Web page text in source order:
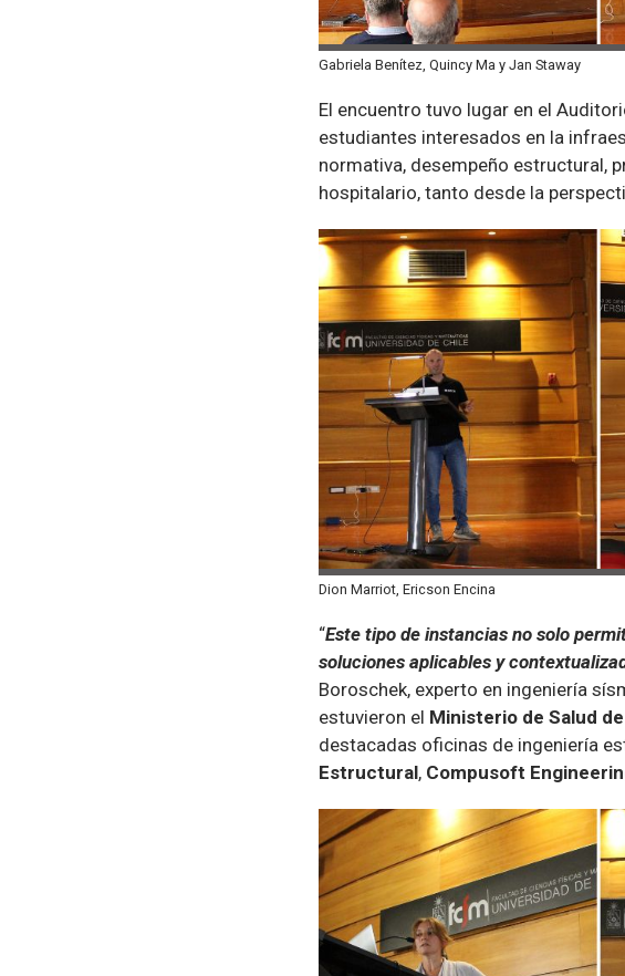
Gabriela Benítez, Quincy Ma y Jan Staway
El encuentro tuvo lugar en el
estudiantes interesados en la
normativa, desempeño estructural,
hospitalario, tanto desde la
Dion Marriot, Ericson Encina
“Este tipo de instancias no solo
soluciones aplicables y
Boroschek, experto en ingeniería
estuvieron el Ministerio de Salud
destacadas oficinas de ingeniería
Estructural, Compusoft